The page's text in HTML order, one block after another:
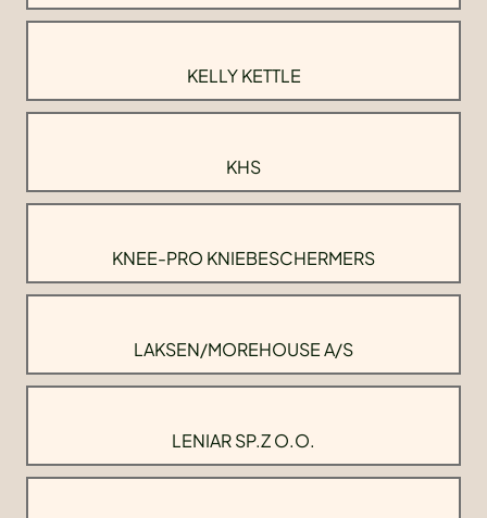
KELLY KETTLE
KHS
KNEE-PRO KNIEBESCHERMERS
LAKSEN/MOREHOUSE A/S
LENIAR SP.Z O.O.